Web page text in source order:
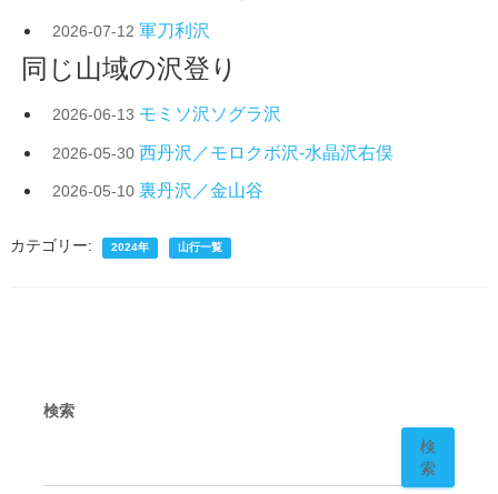
2026-07-12 軍刀利沢
同じ山域の沢登り
2026-06-13 モミソ沢ソグラ沢
2026-05-30 西丹沢／モロクボ沢-水晶沢右俣
2026-05-10 裏丹沢／金山谷
カテゴリー: 2024年 山行一覧
検索
検
索